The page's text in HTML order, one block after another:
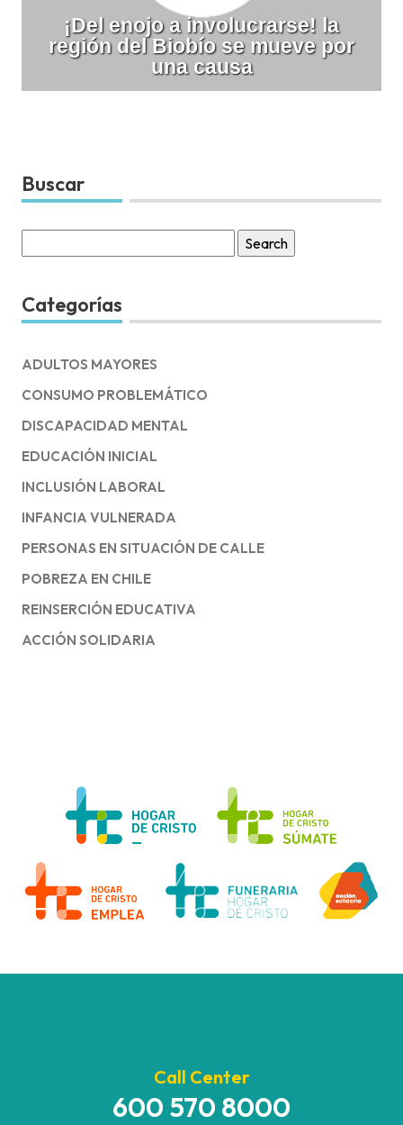
¡Del enojo a involucrarse! la
región del Biobío se mueve por
una causa
Buscar
for:
Categorías
ADULTOS MAYORES
CONSUMO PROBLEMÁTICO
DISCAPACIDAD MENTAL
EDUCACIÓN INICIAL
INCLUSIÓN LABORAL
INFANCIA VULNERADA
PERSONAS EN SITUACIÓN DE CALLE
POBREZA EN CHILE
REINSERCIÓN EDUCATIVA
ACCIÓN SOLIDARIA
Call Center
600 570 8000